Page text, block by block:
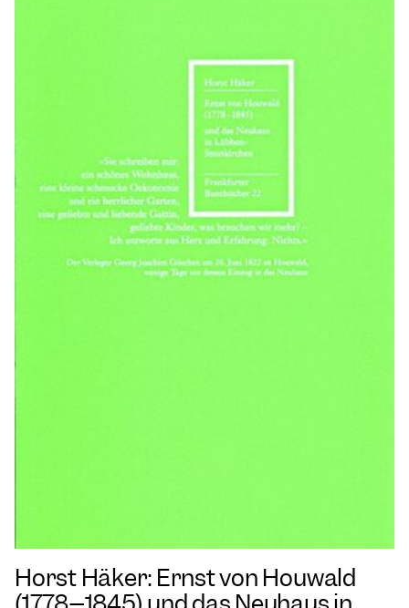
Horst Häker: Ernst von Houwald